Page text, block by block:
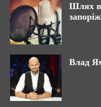
Шлях в
Влад